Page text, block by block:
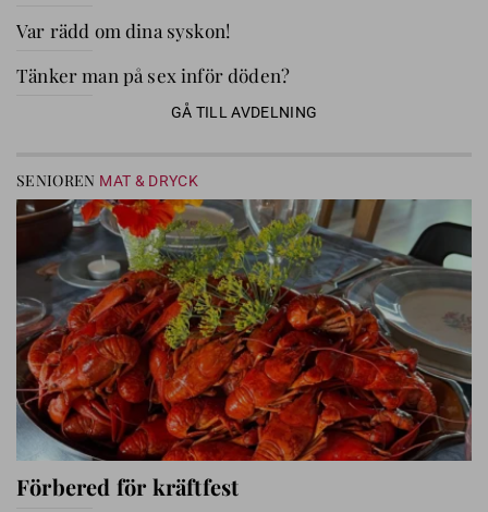
Var rädd om dina syskon!
Tänker man på sex inför döden?
GÅ TILL AVDELNING
SENIOREN MAT & DRYCK
Förbered för kräftfest